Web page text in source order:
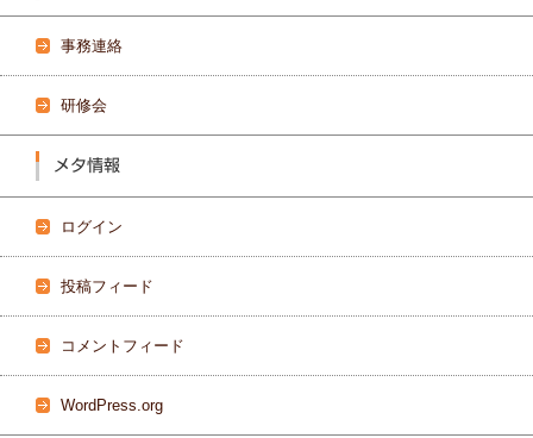
事務連絡
研修会
メタ情報
ログイン
投稿フィード
コメントフィード
WordPress.org